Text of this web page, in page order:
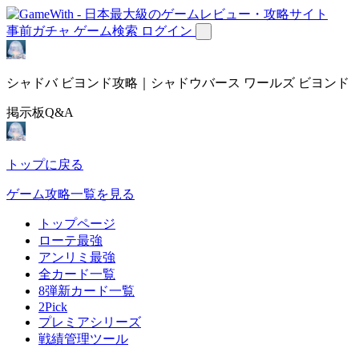
事前ガチャ ゲーム検索 ログイン
シャドバ ビヨンド攻略｜シャドウバース ワールズ ビヨンド
掲示板Q&A
トップに戻る
ゲーム攻略一覧を見る
トップページ
ローテ最強
アンリミ最強
全カード一覧
8弾新カード一覧
2Pick
プレミアシリーズ
戦績管理ツール